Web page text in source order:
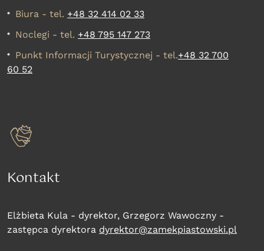
Biura - tel. +48 32 414 02 33
Noclegi - tel. +48 795 147 273
Punkt Informacji Turystycznej - tel.+48 32 700
60 52
Kontakt
Elżbieta Kula - dyrektor, Grzegorz Wawoczny -
zastępca dyrektora dyrektor@zamekpiastowski.pl